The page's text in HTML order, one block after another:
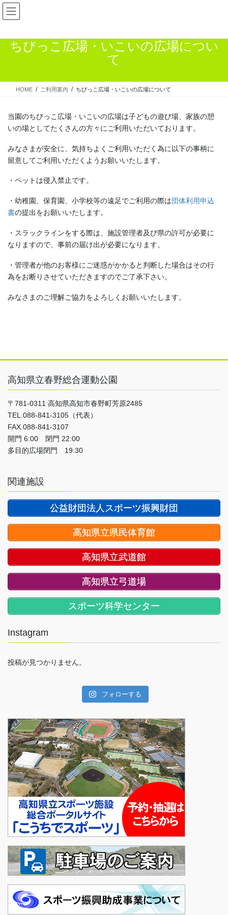
コ
ン
ン
ナ
ビ
ー
ちびっこ広場・いこいの広場につい
て
HOME ご利用案内 ちびっこ広場・いこいの広場について
当園のちびっこ広場・いこいの広場は子どもの遊び場、家族の憩
いの場としてたくさんの方々にご利用いただいております。
みなさまが安全に、気持ちよくご利用いただく為に以下の事柄に
留意してご利用いただくようお願いいたします。
・ペットは侵入禁止です。
・幼稚園、保育園、小学校等の遠足でご利用の際は団体利用申込
書の提出をお願いいたします。
・スラックラインをする際は、施設管理者及び県の許可が必要に
なりますので、事前の届け出が必要になります。
・管理者が他のお客様にご迷惑がかかると判断した場合はその行
為をお断りさせていただきますのでご了承下さい。
みなさまのご理解ご協力をよろしくお願いいたします。
高知県立春野総合運動公園
〒781-0311 高知県高知市春野町芳原2485
TEL.088-841-3105（代表）
FAX.088-841-3107
開門 6:00 閉門 22:00
多目的広場閉門 19:30
関連施設
公益財団法人スポーツ振興財団
高知県立県民体育館
高知県立武道館
高知県立弓道場
スポーツ科学センター
Instagram
投稿が見つかりません。
フォローする